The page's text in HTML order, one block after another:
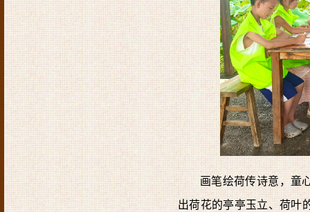
画笔绘荷传诗意，童
出荷花的亭亭玉立、荷叶